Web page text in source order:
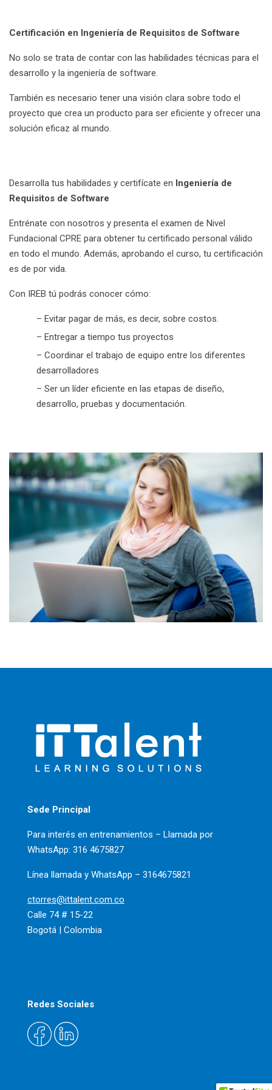
Certificación en Ingeniería de Requisitos de Software
No solo se trata de contar con las habilidades técnicas para el
desarrollo y la ingeniería de software.
También es necesario tener una visión clara sobre todo el
proyecto que crea un producto para ser eficiente y ofrecer una
solución eficaz al mundo.
Desarrolla tus habilidades y certifícate en Ingeniería de
Requisitos de Software
Entrénate con nosotros y presenta el examen de Nivel
Fundacional CPRE para obtener tu certificado personal válido
en todo el mundo. Además, aprobando el curso, tu certificación
es de por vida.
Con IREB tú podrás conocer cómo:
– Evitar pagar de más, es decir, sobre costos.
– Entregar a tiempo tus proyectos
– Coordinar el trabajo de equipo entre los diferentes
desarrolladores
– Ser un líder eficiente en las etapas de diseño,
desarrollo, pruebas y documentación.
Sede Principal
Para interés en entrenamientos – Llamada por
WhatsApp: 316 4675827
Línea llamada y WhatsApp – 3164675821
ctorres@ittalent.com.co
Calle 74 # 15-22
Bogotá | Colombia
Redes Sociales